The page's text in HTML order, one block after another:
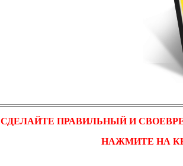
СДЕЛАЙТЕ ПРАВИЛЬНЫЙ И
НАЖМИТЕ НА